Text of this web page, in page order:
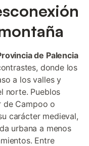
de Palencia
donde los
a los valles y
norte. Pueblos
de Campoo o
carácter medieval,
urbana a menos
Entre